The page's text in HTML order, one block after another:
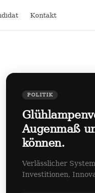
Kontakt
POLITIK
Augenmaß
können.
Verlässlicher
Investitionen,